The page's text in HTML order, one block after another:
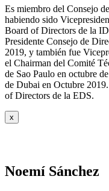
Es miembro del Consejo
habiendo sido
Board of Directors de la
Presidente Consejo de
2019, y también fue
el Chairman del Comité
de Sao Paulo en octubre
de Dubai en Octubre
of Directors de la EDS.
x
Noemí Sánchez